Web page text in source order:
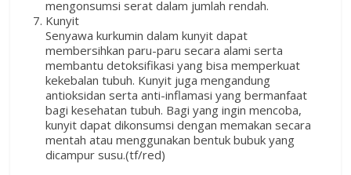
mengonsumsi serat dalam jumlah rendah.
Kunyit
Senyawa kurkumin dalam kunyit dapat
membersihkan paru-paru secara alami serta
membantu detoksifikasi yang bisa memperkuat
kekebalan tubuh. Kunyit juga mengandung
antioksidan serta anti-inflamasi yang bermanfaat
bagi kesehatan tubuh. Bagi yang ingin mencoba,
kunyit dapat dikonsumsi dengan memakan secara
mentah atau menggunakan bentuk bubuk yang
dicampur susu.(tf/red)